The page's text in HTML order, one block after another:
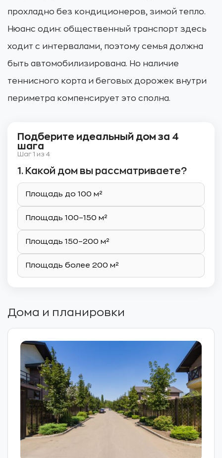
прохладно без кондиционеров, зимой тепло.
Нюанс один: общественный транспорт здесь
ходит с интервалами, поэтому семья должна
быть автомобилизирована. Но наличие
теннисного корта и беговых дорожек внутри
периметра компенсирует это сполна.
Подберите идеальный дом за 4
шага
Шаг 1 из 4
1. Какой дом вы рассматриваете?
Площадь до 100 м²
Площадь 100–150 м²
Площадь 150–200 м²
Площадь более 200 м²
Дома и планировки